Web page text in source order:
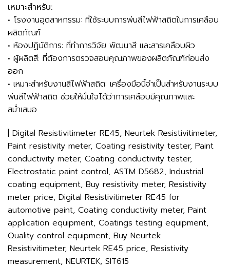
เหมาะสำหรับ:
• โรงงานอุตสาหกรรม: ที่ใช้ระบบการพ่นสีไฟฟ้าสถิตในการเคลือบ
ผลิตภัณฑ์
• ห้องปฏิบัติการ: ที่ทำการวิจัย พัฒนาสี และสารเคลือบผิว
• ผู้ผลิตสี: ที่ต้องการตรวจสอบคุณภาพของผลิตภัณฑ์ก่อนส่ง
ออก
• เหมาะสำหรับงานสีไฟฟ้าสถิต: เครื่องมือนี้จำเป็นสำหรับงานระบบ
พ่นสีไฟฟ้าสถิต ช่วยให้มั่นใจได้ว่าการเคลือบมีคุณภาพและ
สม่ำเสมอ
| Digital Resistivitimeter RE45, Neurtek Resistivitimeter,
Paint resistivity meter, Coating resistivity tester, Paint
conductivity meter, Coating conductivity tester,
Electrostatic paint control, ASTM D5682, Industrial
coating equipment, Buy resistivity meter, Resistivity
meter price, Digital Resistivitimeter RE45 for
automotive paint, Coating conductivity meter, Paint
application equipment, Coatings testing equipment,
Quality control equipment, Buy Neurtek
Resistivitimeter, Neurtek RE45 price, Resistivity
measurement, NEURTEK, SIT615